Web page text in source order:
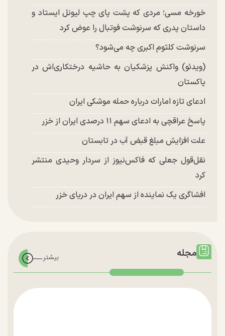
خورخه مسی؛ مردی که پشت پای چپ لیونل ایستاد و
داستان پدری که سرنوشت فوتبال را عوض کرد
سرنوشت کلثوم اکبری چه می‌شود؟
(ویدئو) واکنش پزشکیان به حاشیه درختکاری‌اش در
پاکستان
ادعای تازه امارات درباره حمله موشکی ایران
پاسخ عراقچی به ادعای سهم ۱۱ درصدی ایران از خزر
علت افزایش مبلغ قبض آب در تابستان
نقل‌قول جعلی که فاکس‌نیوز از سردار وحیدی منتشر
کرد
افشاگری یک نماینده از سهم ایران در دریای خزر
مجله